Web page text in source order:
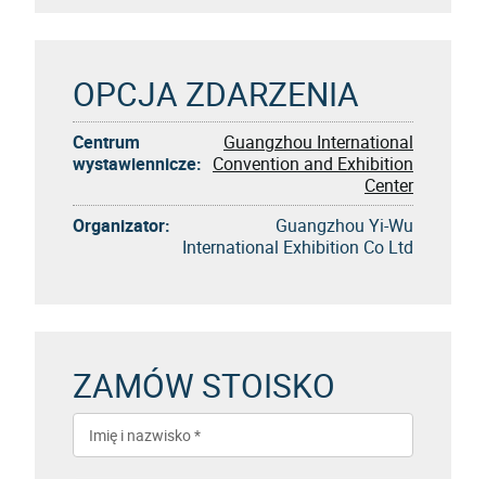
OPCJA ZDARZENIA
Centrum
wystawiennicze:
Guangzhou International
Convention and Exhibition
Center
Organizator:
Guangzhou Yi-Wu
International Exhibition Co Ltd
ZAMÓW STOISKO